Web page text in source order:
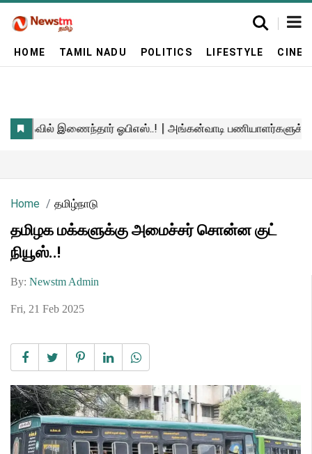
HOME TAMIL NADU POLITICS LIFESTYLE
Home தமிழ்நாடு
தமிழக மக்களுக்கு அமைச்சர் சொன்ன குட்
நியூஸ்..!
By: Newstm Admin
Fri, 21 Feb 2025